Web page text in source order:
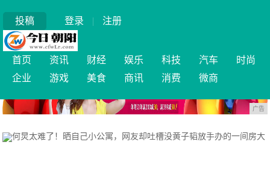
投稿 登录 | 注册
首页 资讯 财经 娱乐 科技 汽车
时尚
企业
游戏 美食 商讯 消费 微商
广告